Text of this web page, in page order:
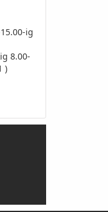
ig
8.00-
)